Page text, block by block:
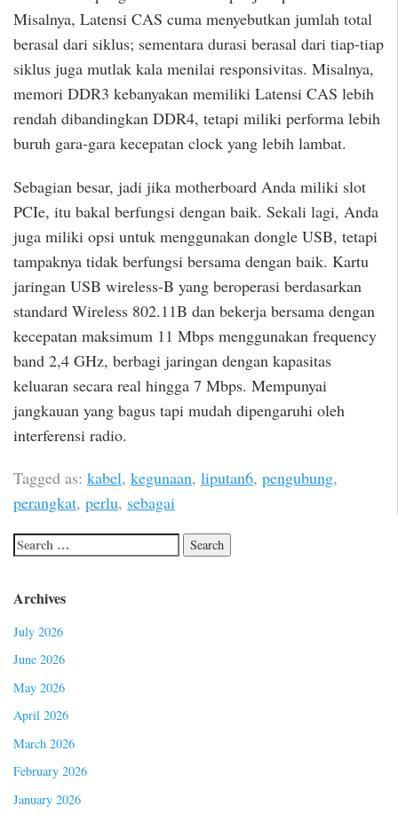
Misalnya, Latensi CAS cuma menyebutkan jumlah total
berasal dari siklus; sementara durasi berasal dari tiap-tiap
siklus juga mutlak kala menilai responsivitas. Misalnya,
memori DDR3 kebanyakan memiliki Latensi CAS lebih
rendah dibandingkan DDR4, tetapi miliki performa lebih
buruh gara-gara kecepatan clock yang lebih lambat.
Sebagian besar, jadi jika motherboard Anda miliki slot
PCIe, itu bakal berfungsi dengan baik. Sekali lagi, Anda
juga miliki opsi untuk menggunakan dongle USB, tetapi
tampaknya tidak berfungsi bersama dengan baik. Kartu
jaringan USB wireless-B yang beroperasi berdasarkan
standard Wireless 802.11B dan bekerja bersama dengan
kecepatan maksimum 11 Mbps menggunakan frequency
band 2,4 GHz, berbagi jaringan dengan kapasitas
keluaran secara real hingga 7 Mbps. Mempunyai
jangkauan yang bagus tapi mudah dipengaruhi oleh
interferensi radio.
Tagged as: kabel, kegunaan, liputan6, pengubung,
perangkat, perlu, sebagai
Archives
July 2026
June 2026
May 2026
April 2026
March 2026
February 2026
January 2026